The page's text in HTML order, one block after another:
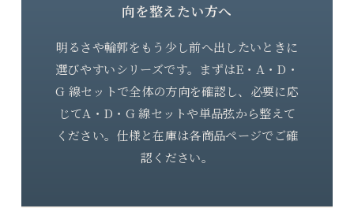
向を整えたい方へ
明るさや輪郭をもう少し前へ出したいときに
選びやすいシリーズです。まずはE・A・D・
G 線セットで全体の方向を確認し、必要に応
じてA・D・G 線セットや単品弦から整えて
ください。仕様と在庫は各商品ページでご確
認ください。